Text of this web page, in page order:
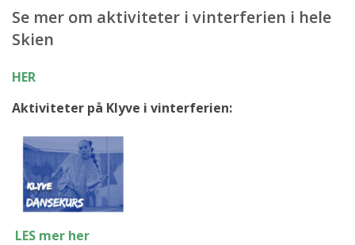
Se mer om aktiviteter i vinterferien i hele
Skien
HER
Aktiviteter på Klyve i vinterferien:
LES mer her